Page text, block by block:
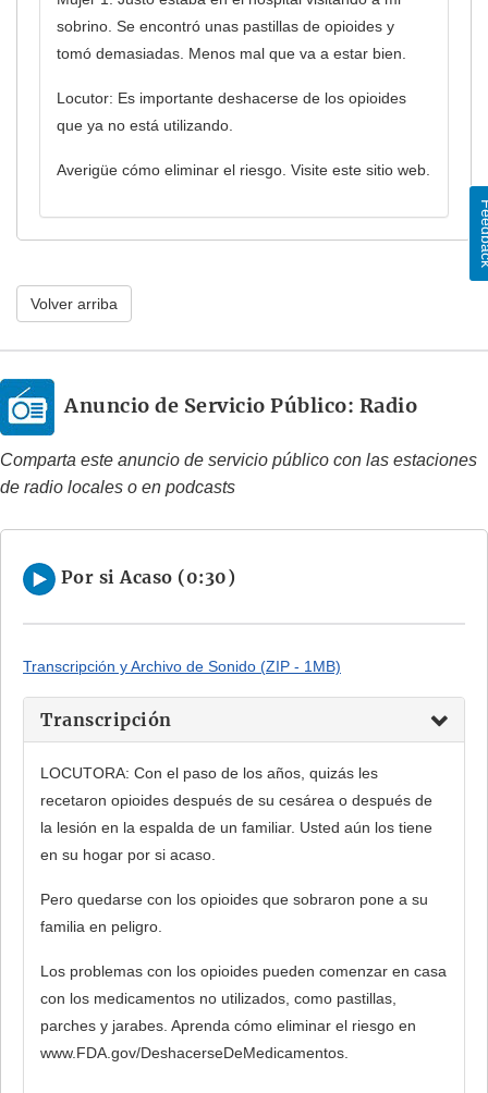
sobrino. Se encontró unas pastillas de opioides y
tomó demasiadas. Menos mal que va a estar bien.
Locutor: Es importante deshacerse de los opioides
que ya no está utilizando.
Averigüe cómo eliminar el riesgo. Visite este sitio web.
Volver arriba
Anuncio de Servicio Público: Radio
Comparta este anuncio de servicio público con las estaciones
de radio locales o en podcasts
Por si Acaso (0:30)
Transcripción y Archivo de Sonido (ZIP - 1MB)
Transcripción
LOCUTORA: Con el paso de los años, quizás les
recetaron opioides después de su cesárea o después de
la lesión en la espalda de un familiar. Usted aún los tiene
en su hogar por si acaso.
Pero quedarse con los opioides que sobraron pone a su
familia en peligro.
Los problemas con los opioides pueden comenzar en casa
con los medicamentos no utilizados, como pastillas,
parches y jarabes. Aprenda cómo eliminar el riesgo en
www.FDA.gov/DeshacerseDeMedicamentos.